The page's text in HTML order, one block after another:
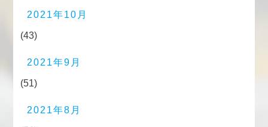
2021年10月
(43)
2021年9月
(51)
2021年8月